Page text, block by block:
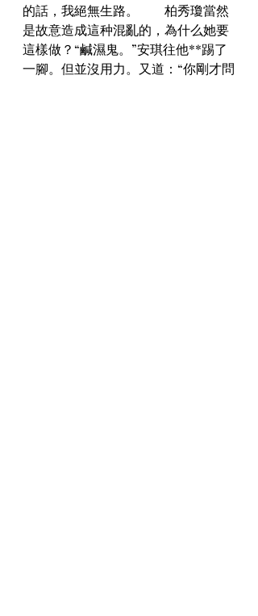
的話，我絕無生路。　　柏秀瓊當然
是故意造成這种混亂的，為什么她要
這樣做？“鹹濕鬼。”安琪往他**踢了
一腳。但並沒用力。又道：“你剛才問